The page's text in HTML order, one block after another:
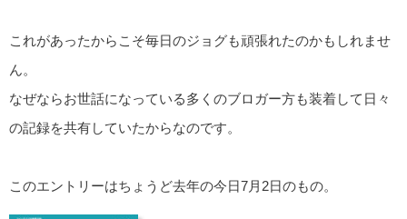
これがあったからこそ毎日のジョグも頑張れたのかもしれませ
ん。
なぜならお世話になっている多くのブロガー方も装着して日々
の記録を共有していたからなのです。
このエントリーはちょうど去年の今日7月2日のもの。